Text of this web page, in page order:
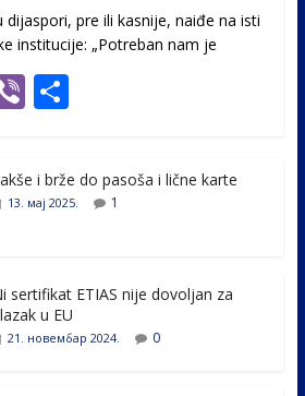
dijaspori, pre ili kasnije, naiđe na isti
institucije: „Potreban nam je
Vi S
e
i brže do pasoša i lične karte
13. мај 2025. 1
sertifikat ETIAS nije dovoljan za
u EU
21. новембар 2024. 0